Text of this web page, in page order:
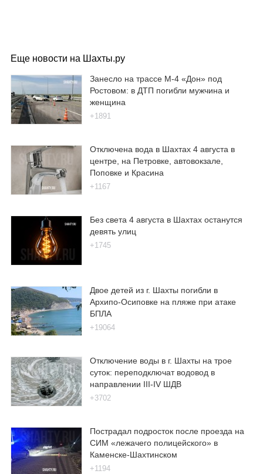
Еще новости на Шахты.ру
Занесло на трассе М-4 «Дон» под
Ростовом: в ДТП погибли мужчина и
женщина
+1891
Отключена вода в Шахтах 4 августа в
центре, на Петровке, автовокзале,
Поповке и Красина
+1167
Без света 4 августа в Шахтах останутся
девять улиц
+1745
Двое детей из г. Шахты погибли в
Архипо-Осиповке на пляже при атаке
БПЛА
+19064
Отключение воды в г. Шахты на трое
суток: переподключат водовод в
направлении III-IV ШДВ
+3702
Пострадал подросток после проезда на
СИМ «лежачего полицейского» в
Каменске-Шахтинском
+1194